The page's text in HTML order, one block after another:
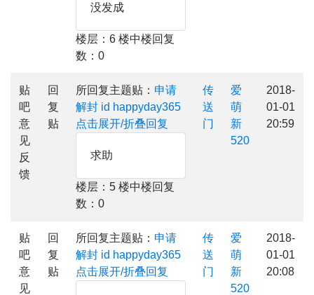
没发成
楼层：6 楼中楼回复
数：0
贴
吧
意
见
反
馈
回
复
贴
所回复主题贴： 申请
解封 id happyday365
点击展开/折叠回复
求助
楼层：5 楼中楼回复
数：0
传
送
门
爱
萌
新
520
2018-
01-01
20:59
贴
吧
意
见
回
复
贴
所回复主题贴： 申请
解封 id happyday365
点击展开/折叠回复
传
送
门
爱
萌
新
520
2018-
01-01
20:08